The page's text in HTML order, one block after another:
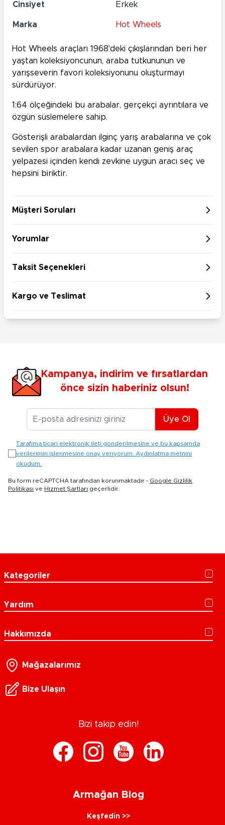
Cinsiyet Erkek
Marka Hot Wheels
Hot Wheels araçları 1968'deki çıkışlarından beri her
yaştan koleksiyoncunun, araba tutkununun ve
yarışseverin favori koleksiyonunu oluşturmayı
sürdürüyor.
1:64 ölçeğindeki bu arabalar, gerçekçi ayrıntılara ve
özgün süslemelere sahip.
Gösterişli arabalardan ilginç yarış arabalarına ve çok
sevilen spor arabalara kadar uzanan geniş araç
yelpazesi içinden kendi zevkine uygun aracı seç ve
hepsini biriktir.
Müşteri Soruları
Yorumlar
Taksit Seçenekleri
Kargo ve Teslimat
Kampanya, indirim ve fırsatlardan
önce sizin haberiniz olsun!
E-posta Adresiniz
Üye Ol
Tarafıma ticari elektronik ileti gönderilmesine ve bu kapsamda
verilerimin işlenmesine onay veriyorum. Aydınlatma metnini
okudum.
Bu form reCAPTCHA tarafından korunmaktadır - Google Gizlilik
Politikası ve Hizmet Şartları geçerlidir.
Kategoriler
Yardım
Hakkımızda
Mağazalarımız
Bize Ulaşın
Bizi takip edin!
Armağan Blog
Keşfedin >>